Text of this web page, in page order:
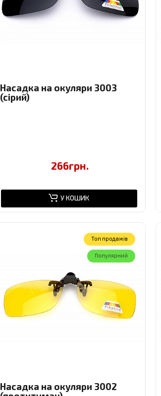
Насадка на окуляри 3003
(сірий)
266грн.
У КОШИК
Toп продажів
Популярний
Насадка на окуляри 3002